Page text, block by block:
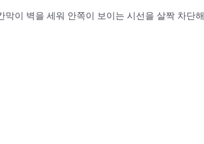
이 벽을 세워 안쪽이 보이는 시선을 살짝 차단해